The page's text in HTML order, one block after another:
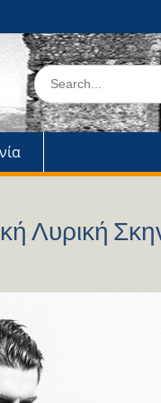
Search
for:
Λυρική